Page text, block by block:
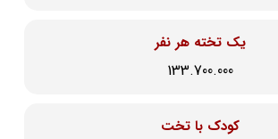
یک تخته هر نفر
133.700.000
کودک با تخت